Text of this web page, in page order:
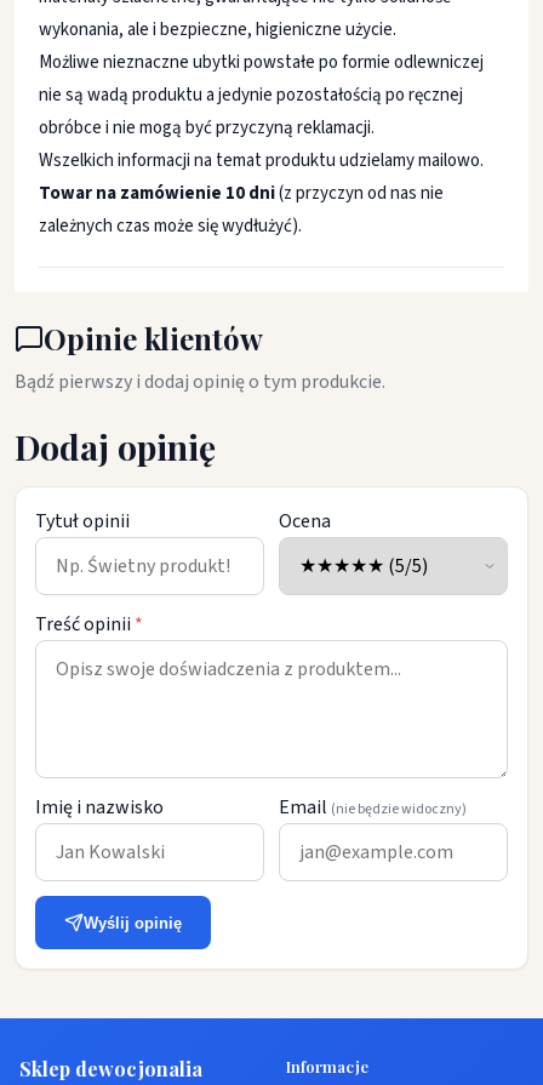
wykonania, ale i bezpieczne, higieniczne użycie.
Możliwe nieznaczne ubytki powstałe po formie odlewniczej
nie są wadą produktu a jedynie pozostałością po ręcznej
obróbce i nie mogą być przyczyną reklamacji.
Wszelkich informacji na temat produktu udzielamy mailowo.
Towar na zamówienie 10 dni(z przyczyn od nas nie
zależnych czas może się wydłużyć).
Opinie klientów
Bądź pierwszy i dodaj opinię o tym produkcie.
Dodaj opinię
Tytuł opinii Ocena
Treść opinii *
Imię i nazwisko Email (nie będzie widoczny)
Wyślij opinię
Sklep dewocjonalia Informacje